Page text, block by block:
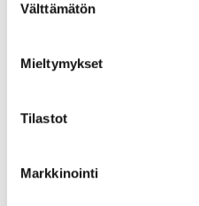
valinta
Välttämätön
Mieltymykset
Tilastot
Markkinointi